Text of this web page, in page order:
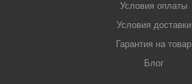
Условия оплаты
Условия доставки
Гарантия на товар
Блог